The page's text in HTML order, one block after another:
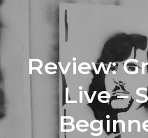
Review:
Live –